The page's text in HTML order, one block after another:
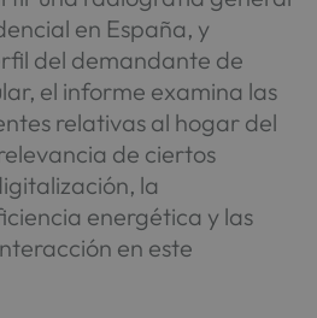
en España, y
del demandante de
el informe examina las
relativas al hogar del
de ciertos
la
energética y las
en este